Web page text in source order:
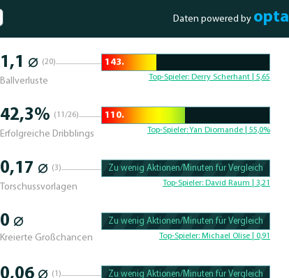
Daten powered by opta
1,1 ⌀ (20)
Ballverluste
32.380952380952% Complete
143.
Top-Spieler: Derry Scherhant | 5,65
42,3% (11/26)
Erfolgreiche Dribblings
49.537037037037% Complete
110.
Top-Spieler:Yan Diomande | 55,0%
0,17 ⌀ (3)
Torschussvorlagen
100.4329004329% Complete
Zu wenig Aktionen/Minuten für Vergleich
Top-Spieler: David Raum | 3,21
0 ⌀
Kreierte Großchancen
100.625% Complete
Zu wenig Aktionen/Minuten für Vergleich
Top-Spieler: Michael Olise | 0,91
0,06 ⌀ (1) Zu wenig Aktionen/Minuten für Vergleich